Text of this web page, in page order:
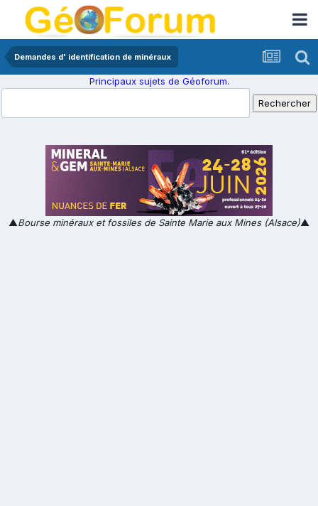
Demandes d' identification de minéraux
Principaux sujets de Géoforum.
▲Bourse minéraux et fossiles de Sainte Marie aux Mines (Alsace)▲